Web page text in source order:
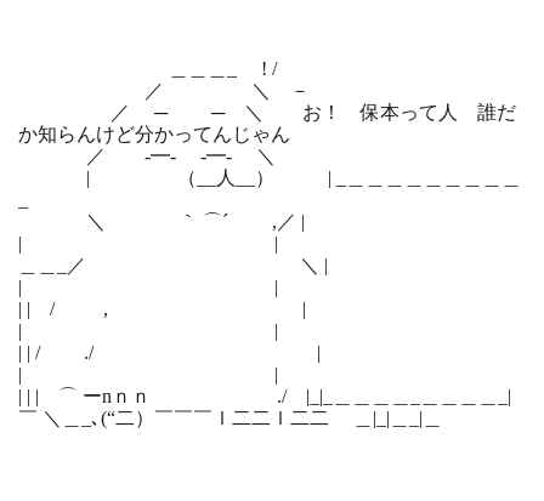
＿＿＿_ ! /
／ ＼ －
／ ─ ─ ＼ お！ 保本って人 誰だ
か知らんけど分かってんじゃん
／ -━- -━- ＼
| （__人__） | _＿＿＿＿＿＿＿＿＿
＼ ｀ ⌒´ ,／ |
| |
＿＿_／ ＼ |
| |
| | / , |
| |
| | / ./ |
| |
| | | ⌒ ーnｎｎ ./ |_|_＿＿＿＿_＿＿＿＿_|
￣ ＼＿_､(“二）￣￣￣ｌ二二ｌ二二 ＿|_|＿_|＿